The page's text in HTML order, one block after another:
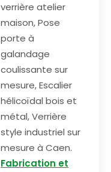
verrière atelier
maison, Pose
porte à
galandage
coulissante sur
mesure, Escalier
hélicoïdal bois et
métal, Verrière
style industriel sur
mesure à Caen.
Fabrication et